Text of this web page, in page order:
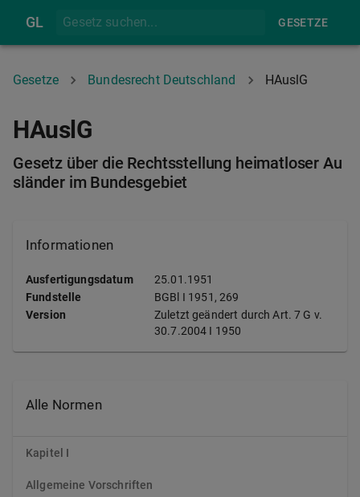
GL GESETZE
Gesetze Bundesrecht Deutschland HAuslG
HAuslG
Gesetz über die Rechtsstellung heimatloser Au
sländer im Bundesgebiet
Informationen
Ausfertigungsdatum
25.01.1951
Fundstelle
BGBl I 1951, 269
Version
Zuletzt geändert durch Art. 7 G v.
30.7.2004 I 1950
Alle Normen
Kapitel I
Allgemeine Vorschriften